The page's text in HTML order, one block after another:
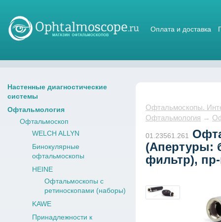
Оплата и доставка
Настенные диагностические
системы
Офтальмология
Офтальмоскоп
WELCH ALLYN
Бинокулярные
офтальмоскопы
HEINE
Офтальмоскопы с
ретиноскопами (наборы)
KAWE
Принадлежности к
Офтальмоскопы.
Офтальмология →
01.23561.261
(Апертуры:
фильтр),